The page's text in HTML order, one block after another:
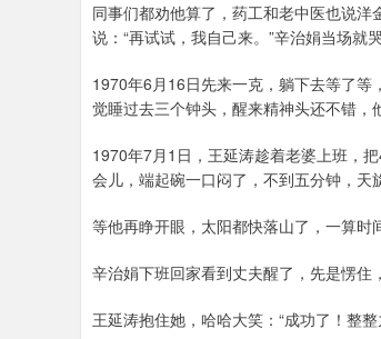
同事们都劝他算了，药工和老中医也说
说：“再试试，我自己来。”辛治娟当场就
1970年6月16日先来一克，躺下去等了
觉睡过去三个钟头，醒来精神头还不错，
1970年7月1日，王延涛趁着老婆上班，
会儿，端起碗一口闷了，不到五分钟，天
等他再睁开眼，太阳都快落山了，一算时
辛治娟下班回家看到丈夫醒了，先是愣住
王延涛抱住她，哈哈大笑：“成功了！整